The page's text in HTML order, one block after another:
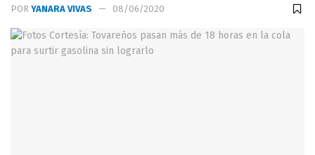
POR YANARA VIVAS 08/06/2020